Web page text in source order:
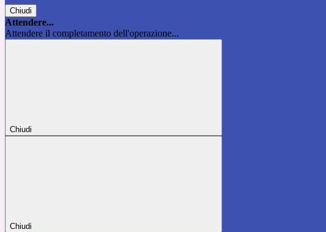
Chiudi
Attendere...
Attendere il completamento dell'operazione...
Chiudi
Chiudi